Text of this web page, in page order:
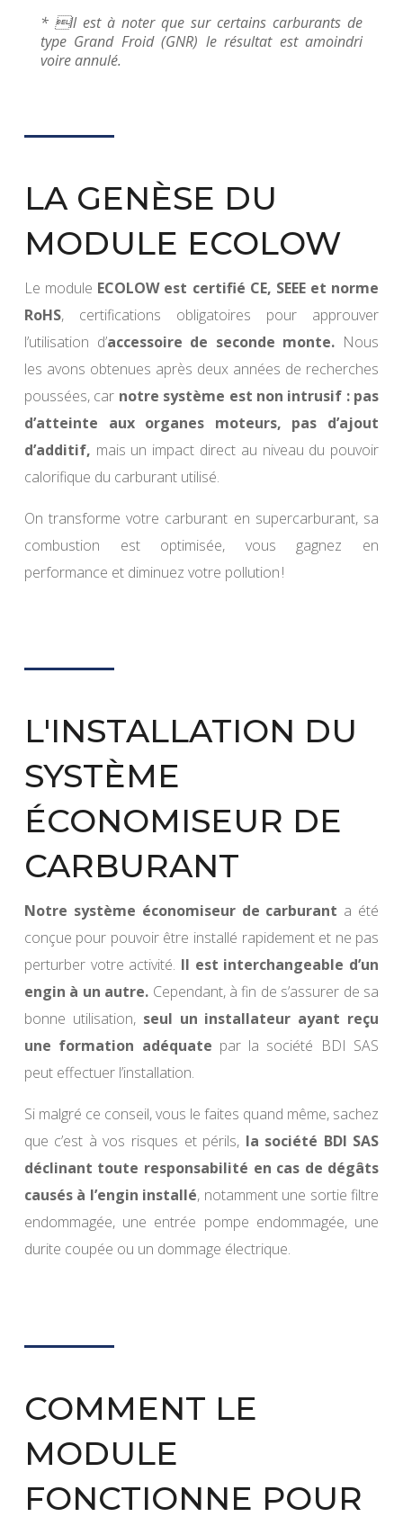
* Il est à noter que sur certains carburants de
type Grand Froid (GNR) le résultat est amoindri
voire annulé.
LA GENÈSE DU
MODULE ECOLOW
Le module ECOLOWest certifié CE, SEEE et norme
RoHS, certifications obligatoires pour approuver
l’utilisation d’accessoire de seconde monte. Nous
les avons obtenues après deux années de recherches
poussées, car notre système est non intrusif :pas
d’atteinte aux organes moteurs, pas d’ajout
d’additif, mais un impact direct au niveau du pouvoir
calorifique du carburant utilisé.
On transforme votre carburant en supercarburant, sa
combustion est optimisée, vous gagnez en
performance et diminuez votre pollution !
L'INSTALLATION DU
SYSTÈME
ÉCONOMISEUR DE
CARBURANT
Notre système économiseur de carburant a été
conçue pour pouvoir être installé rapidement et ne pas
perturber votre activité. Il est interchangeable d’un
engin à un autre. Cependant, à fin de s’assurer de sa
bonne utilisation, seul un installateur ayant reçu
une formation adéquate par la société BDI SAS
peut effectuer l’installation.
Si malgré ce conseil, vous le faites quand même, sachez
que c’est à vos risques et périls, la société BDI SAS
déclinant toute responsabilité en cas de dégâts
causés à l’engin installé, notamment une sortie filtre
endommagée, une entrée pompe endommagée, une
durite coupée ou un dommage électrique.
COMMENT LE
MODULE
FONCTIONNE POUR